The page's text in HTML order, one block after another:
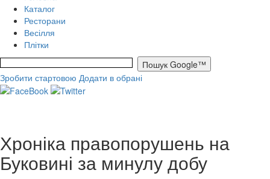
Каталог
Ресторани
Весілля
Плітки
Зробити стартовою Додати в обрані
Хроніка правопорушень на
Буковині за минулу добу